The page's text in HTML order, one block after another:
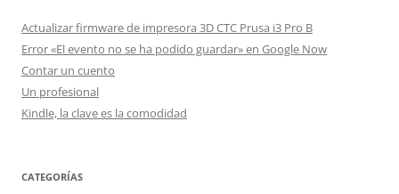
Actualizar firmware de impresora 3D CTC Prusa i3 Pro B
Error «El evento no se ha podido guardar» en Google Now
Contar un cuento
Un profesional
Kindle, la clave es la comodidad
CATEGORÍAS